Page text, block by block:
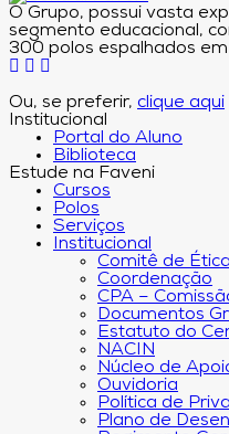
O Grupo, possui vasta
segmento educacional,
300 polos espalhados
Ou, se preferir, clique aqui
Institucional
Portal do Aluno
Biblioteca
Estude na Faveni
Cursos
Polos
Serviços
Institucional
Comitê de
Coordenação
CPA –
Documentos
Estatuto do
NACIN
Núcleo de
Ouvidoria
Política de
Plano de